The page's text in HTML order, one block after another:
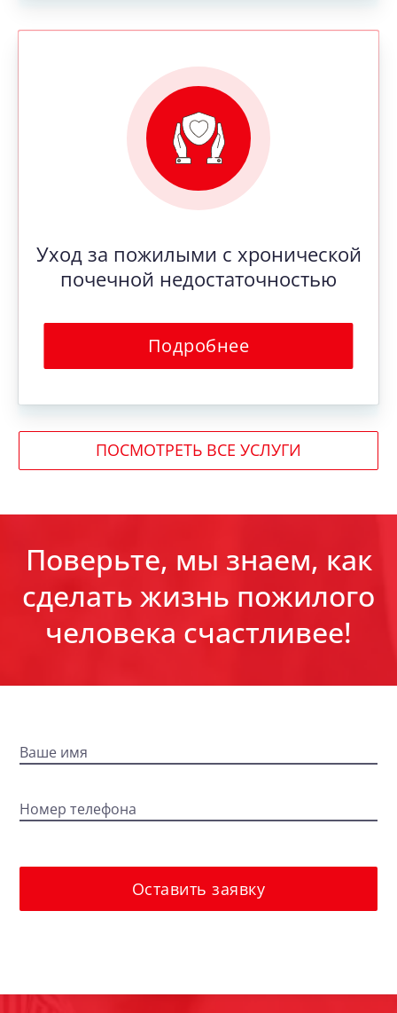
Уход за пожилыми с хронической
почечной недостаточностью
Подробнее
ПОСМОТРЕТЬ ВСЕ УСЛУГИ
Поверьте, мы знаем, как
сделать жизнь пожилого
человека счастливее!
Ваше имя
Номер телефона
Оставить заявку